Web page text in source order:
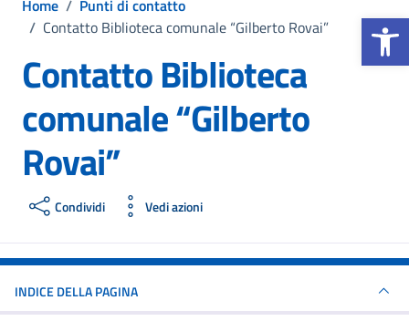
Apri la
Home / Punti di contatto
/ Contatto Biblioteca comunale “Gilberto Rovai”
Contatto Biblioteca
comunale “Gilberto
Rovai”
Condividi Vedi azioni
INDICE DELLA PAGINA